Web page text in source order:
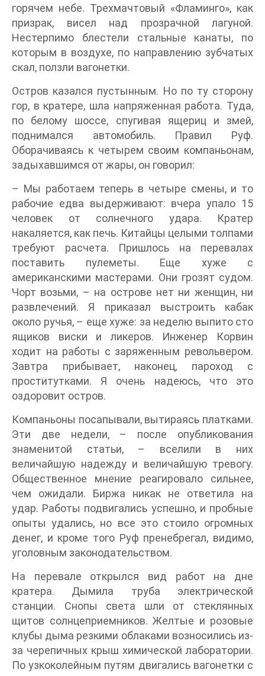
горячем небе. Трехмачтовый «Фламинго», как
призрак, висел над прозрачной лагуной.
Нестерпимо блестели стальные канаты, по
которым в воздухе, по направлению зубчатых
скал, ползли вагонетки.
Остров казался пустынным. Но по ту сторону
гор, в кратере, шла напряженная работа. Туда,
по белому шоссе, спугивая ящериц и змей,
поднимался автомобиль. Правил Руф.
Оборачиваясь к четырем своим компаньонам,
задыхавшимся от жары, он говорил:
– Мы работаем теперь в четыре смены, и то
рабочие едва выдерживают: вчера упало 15
человек от солнечного удара. Кратер
накаляется, как печь. Китайцы целыми толпами
требуют расчета. Пришлось на перевалах
поставить пулеметы. Еще хуже с
американскими мастерами. Они грозят судом.
Чорт возьми, – на острове нет ни женщин, ни
развлечений. Я приказал выстроить кабак
около ручья, – еще хуже: за неделю выпито сто
ящиков виски и ликеров. Инженер Корвин
ходит на работы с заряженным револьвером.
Завтра прибывает, наконец, пароход с
проститутками. Я очень надеюсь, что это
оздоровит остров.
Компаньоны посапывали, вытираясь платками.
Эти две недели, – после опубликования
знаменитой статьи, – вселили в них
величайшую надежду и величайшую тревогу.
Общественное мнение реагировало сильнее,
чем ожидали. Биржа никак не ответила на
удар. Работы подвигались успешно, и пробные
опыты удались, но все это стоило огромных
денег, и кроме того Руф пренебрегал, видимо,
уголовным законодательством.
На перевале открылся вид работ на дне
кратера. Дымила труба электрической
станции. Снопы света шли от стеклянных
щитов солнцеприемников. Желтые и розовые
клубы дыма резкими облаками возносились из-
за черепичных крыш химической лаборатории.
По узкоколейным путям двигались вагонетки с